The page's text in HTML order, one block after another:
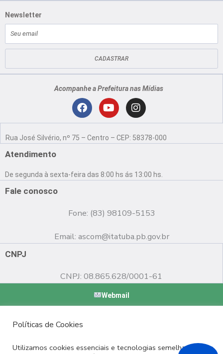
Newsletter
mail
CADASTRAR
Acompanhe a Prefeitura nas Mídias
F
c
o
o
Y
u
b
e
I
n
s
g
r
Rua José Silvério, nº 75 – Centro – CEP: 58378-000
Atendimento
De segunda à sexta-feira das 8:00 hs ás 13:00 hs.
Fale conosco
Fone: (83) 98109-5153
Email: ascom@itatuba.pb.gov.br
CNPJ
CNPJ: 08.865.628/0001-61
Webmail
Políticas de Cookies
Utilizamos cookies essenciais e tecnologias semelhantes de